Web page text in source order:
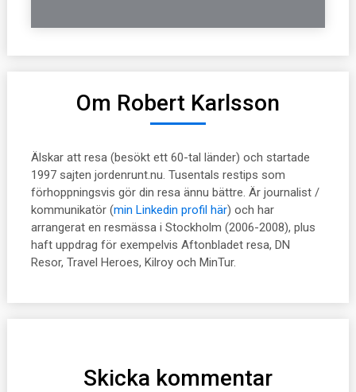
Om Robert Karlsson
Älskar att resa (besökt ett 60-tal länder) och startade
1997 sajten jordenrunt.nu. Tusentals restips som
förhoppningsvis gör din resa ännu bättre. Är journalist /
kommunikatör (min Linkedin profil här) och har
arrangerat en resmässa i Stockholm (2006-2008), plus
haft uppdrag för exempelvis Aftonbladet resa, DN
Resor, Travel Heroes, Kilroy och MinTur.
Skicka kommentar